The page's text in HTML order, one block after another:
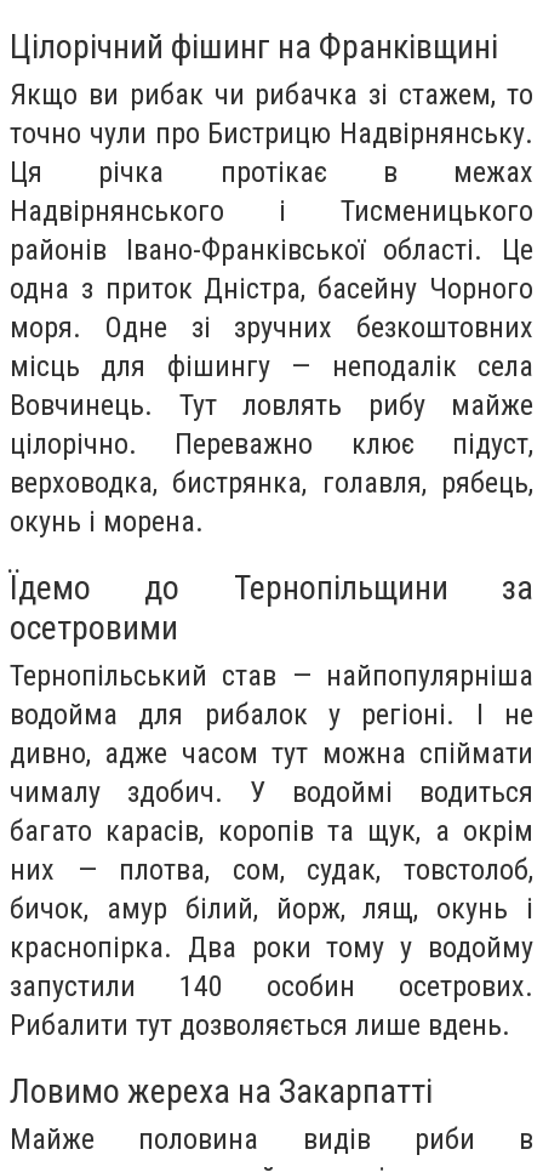
Цілорічний фішинг на Франківщині
Якщо ви рибак чи рибачка зі стажем, то
точно чули про Бистрицю Надвірнянську.
Ця річка протікає в межах
Надвірнянського і Тисменицького
районів Івано-Франківської області. Це
одна з приток Дністра, басейну Чорного
моря. Одне зі зручних безкоштовних
місць для фішингу — неподалік села
Вовчинець. Тут ловлять рибу майже
цілорічно. Переважно клює підуст,
верховодка, бистрянка, голавля, рябець,
окунь і морена.
Їдемо до Тернопільщини за
осетровими
Тернопільський став — найпопулярніша
водойма для рибалок у регіоні. І не
дивно, адже часом тут можна спіймати
чималу здобич. У водоймі водиться
багато карасів, коропів та щук, а окрім
них — плотва, сом, судак, товстолоб,
бичок, амур білий, йорж, лящ, окунь і
краснопірка. Два роки тому у водойму
запустили 140 особин осетрових.
Рибалити тут дозволяється лише вдень.
Ловимо жереха на Закарпатті
Майже половина видів риби в